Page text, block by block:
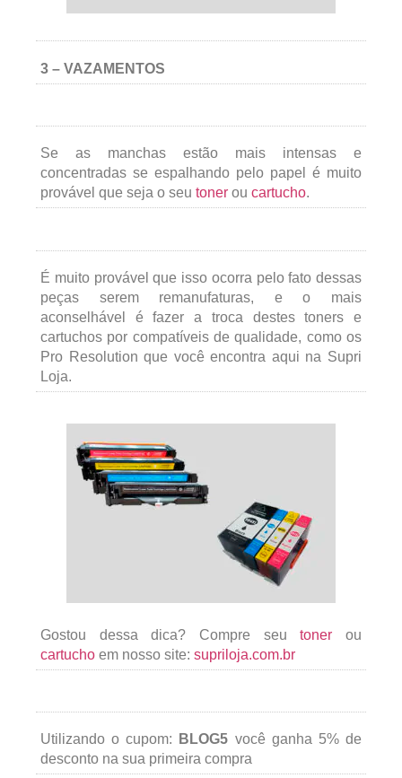
3 – VAZAMENTOS
Se as manchas estão mais intensas e
concentradas se espalhando pelo papel é muito
provável que seja o seu toner ou cartucho.
É muito provável que isso ocorra pelo fato dessas
peças serem remanufaturas, e o mais
aconselhável é fazer a troca destes toners e
cartuchos por compatíveis de qualidade, como os
Pro Resolution que você encontra aqui na Supri
Loja.
Gostou dessa dica? Compre seutoner ou
cartucho em nosso site: supriloja.com.br
Utilizando o cupom: BLOG5 você ganha 5% de
desconto na sua primeira compra